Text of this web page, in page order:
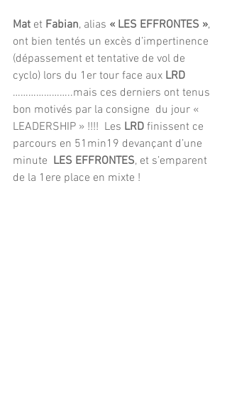
Mat et Fabian, alias « LES EFFRONTES »,
ont bien tentés un excès d’impertinence
(dépassement et tentative de vol de
cyclo) lors du 1er tour face aux LRD
…………………..mais ces derniers ont tenus
bon motivés par la consigne  du jour «
LEADERSHIP » !!!!  Les LRD finissent ce
parcours en 51min19 devançant d’une
minute LES EFFRONTES, et s’emparent
de la 1ere place en mixte !